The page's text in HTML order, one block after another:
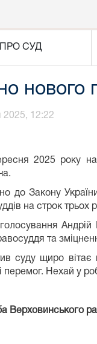
ПРО СУД
нового
2025, 12:22
2025 року на
до Закону
на строк
Андрій
та
щиро вітає
перемог. Нехай у
Верховинського